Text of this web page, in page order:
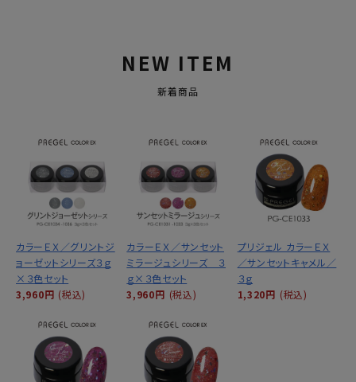
NEW ITEM
新着商品
カラーＥＸ／グリントジ
ョーゼットシリーズ３ｇ
×３色セット
3,960円 (税込)
カラーＥＸ／サンセット
ミラージュシリーズ ３
ｇ×３色セット
3,960円 (税込)
プリジェル カラーＥＸ
／サンセットキャメル／
３ｇ
1,320円 (税込)